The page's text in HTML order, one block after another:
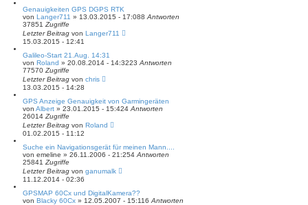
Genauigkeiten GPS DGPS RTK
von Langer711 » 13.03.2015 - 17:088 Antworten
37851 Zugriffe
Letzter Beitrag von Langer711
15.03.2015 - 12:41
Galileo-Start 21.Aug. 14:31
von Roland » 20.08.2014 - 14:3223 Antworten
77570 Zugriffe
Letzter Beitrag von chris
13.03.2015 - 14:28
GPS Anzeige Genauigkeit von Garmingeräten
von Albert » 23.01.2015 - 15:424 Antworten
26014 Zugriffe
Letzter Beitrag von Roland
01.02.2015 - 11:12
Suche ein Navigationsgerät für meinen Mann....
von emeline » 26.11.2006 - 21:254 Antworten
25841 Zugriffe
Letzter Beitrag von ganumalk
11.12.2014 - 02:36
GPSMAP 60Cx und DigitalKamera??
von Blacky 60Cx » 12.05.2007 - 15:116 Antworten